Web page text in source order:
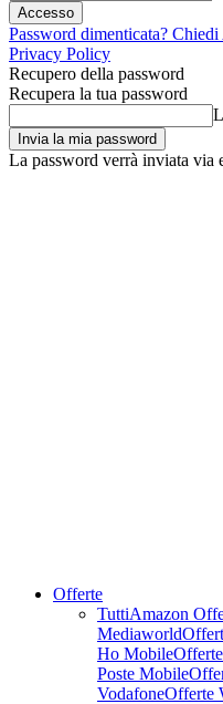
Password dimenticata?
Privacy Policy
Recupero della password
Recupera la tua password
La password verrà inviata via
Offerte
TuttiAmazon
Mediaworld
Ho Mobile
Poste Mobile
VodafoneOfferte